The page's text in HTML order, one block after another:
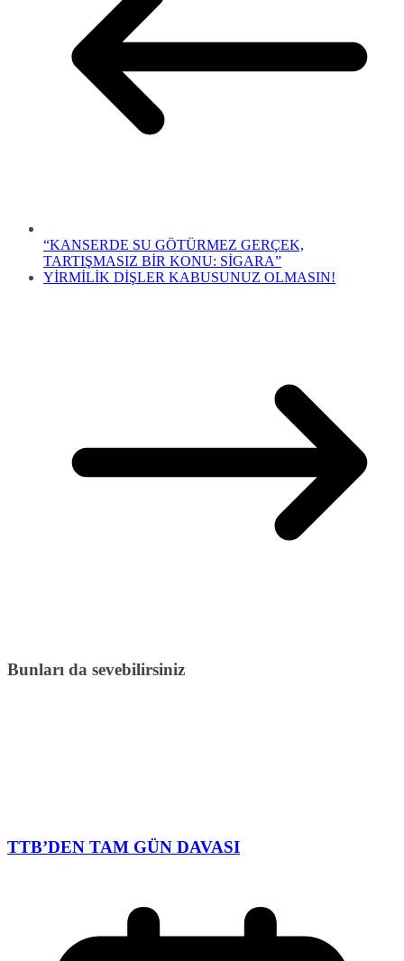
“KANSERDE SU GÖTÜRMEZ GERÇEK,
TARTIŞMASIZ BİR KONU: SİGARA”
YİRMİLİK DİŞLER KABUSUNUZ OLMASIN!
Bunları da sevebilirsiniz
TTB’DEN TAM GÜN DAVASI